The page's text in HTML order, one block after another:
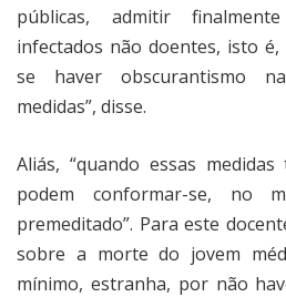
públicas, admitir
infectados não doentes, isto
se haver obscurantismo
medidas”, disse.
Aliás, “quando essas
podem conformar-se, no
premeditado”. Para este
sobre a morte do jovem
mínimo, estranha, por não